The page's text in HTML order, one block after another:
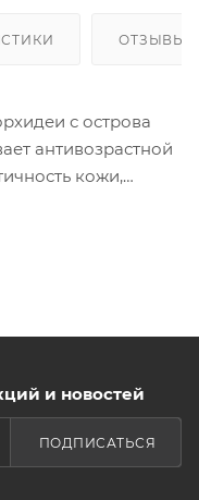
ОТЗЫВЫ
с острова
антивозрастной
кожи,
и новостей
ПОДПИСАТЬСЯ